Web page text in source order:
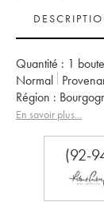
Quantité : 1
Normal
Région :
Propriétaire :
En savoir plus...
(92-